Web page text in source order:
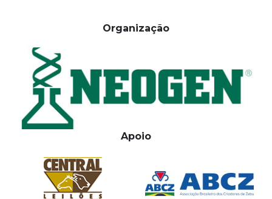
Organização
Apoio